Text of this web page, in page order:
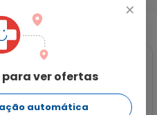
+
para ver ofertas
automática